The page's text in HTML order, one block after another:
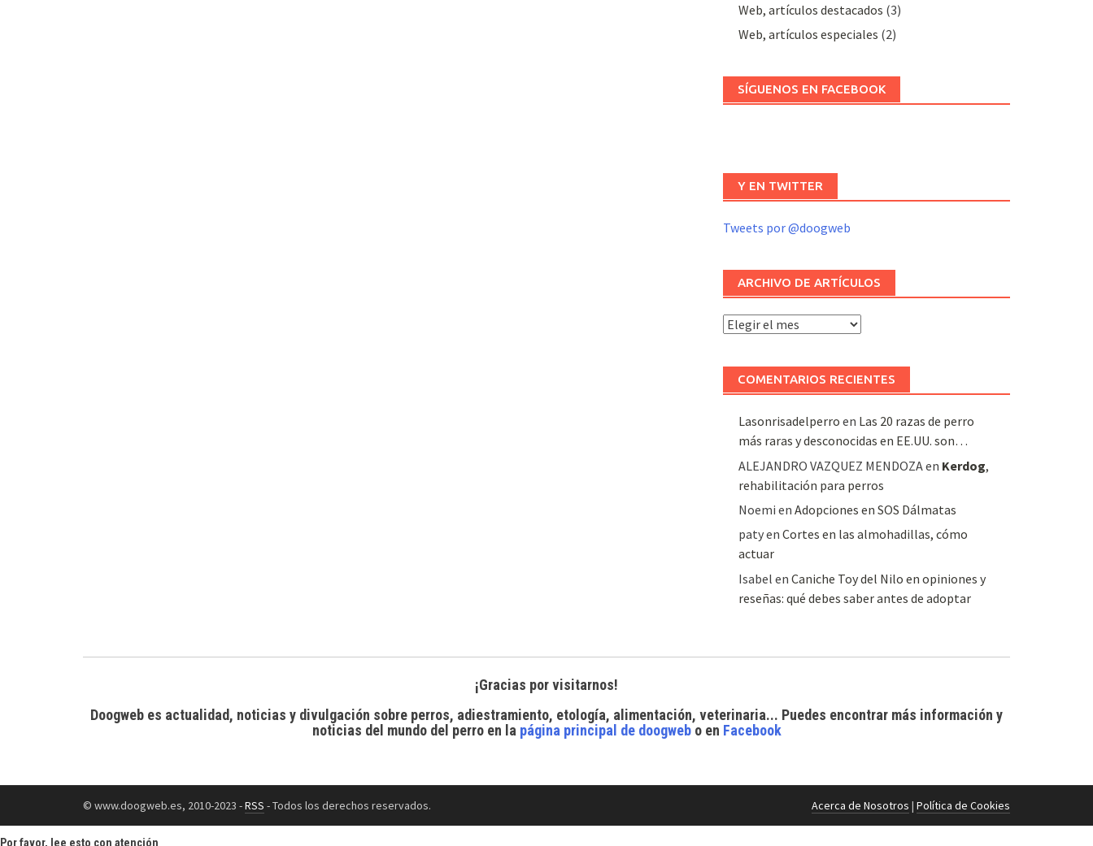
Web, artículos destacados (3)
Web, artículos especiales (2)
SÍGUENOS EN FACEBOOK
Y EN TWITTER
Tweets por @doogweb
ARCHIVO DE ARTÍCULOS
Archivo
artículos
COMENTARIOS RECIENTES
Lasonrisadelperro en Las 20 razas de perro
más raras y desconocidas en EE.UU. son…
ALEJANDRO VAZQUEZ MENDOZAen Kerdog,
rehabilitación para perros
Noemi en Adopciones en SOS Dálmatas
patyen Cortes en las almohadillas, cómo
actuar
Isabel en Caniche Toy del Nilo en opiniones y
reseñas: qué debes saber antes de adoptar
¡Gracias por visitarnos!
Doogweb es actualidad, noticias y divulgación sobre perros, adiestramiento, etología, alimentación, veterinaria... Puedes encontrar más información y
noticias del mundo del perroen la página principal de doogwebo en Facebook
© www.doogweb.es, 2010-2023 -RSS - Todos los derechos reservados. Acerca de Nosotros | Política de Cookies
Por favor, lee esto con atención